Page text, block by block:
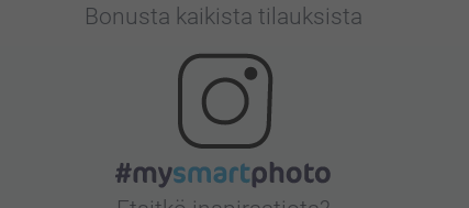
Bonusta kaikista tilauksista